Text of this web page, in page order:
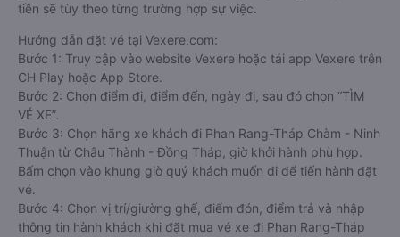
tiền sẽ tùy theo từng trường hợp sự việc.
Hướng dẫn đặt vé tại Vexere.com:
Bước 1: Truy cập vào website Vexere hoặc tải app Vexere trên
CH Play hoặc App Store.
Bước 2: Chọn điểm đi, điểm đến, ngày đi, sau đó chọn “TÌM
VÉ XE”.
Bước 3: Chọn hãng xe khách đi Phan Rang-Tháp Chàm - Ninh
Thuận từ Châu Thành - Đồng Tháp, giờ khởi hành phù hợp.
Bấm chọn vào khung giờ quý khách muốn đi để tiến hành đặt
vé.
Bước 4: Chọn vị trí/giường ghế, điểm đón, điểm trả và nhập
thông tin hành khách khi đặt mua vé xe đi Phan Rang-Tháp